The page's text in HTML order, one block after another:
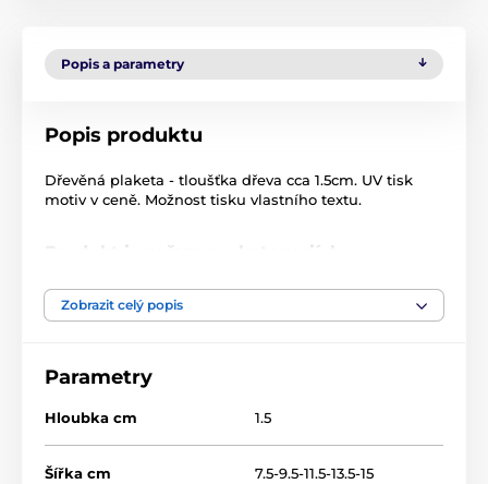
Popis a parametry
Popis produktu
Dřevěná plaketa - tloušťka dřeva cca 1.5cm. UV tisk
motiv v ceně. Možnost tisku vlastního textu.
Produkt je zařazen v kategoriích
Golf Dřevěné plakety
Zobrazit celý popis
Parametry
Hloubka cm 1.5
Šířka cm 7.5-9.5-11.5-13.5-15